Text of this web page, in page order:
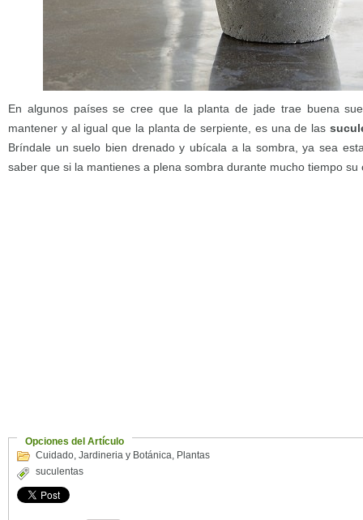
En algunos países se cree que la planta de jade trae buena
mantener y al igual que la planta de serpiente, es una de las
Bríndale un suelo bien drenado y ubícala a la sombra, ya sea
saber que si la mantienes a plena sombra durante mucho tiempo su
Opciones del Artículo
Cuidado, Jardineria y Botánica, Plantas
suculentas